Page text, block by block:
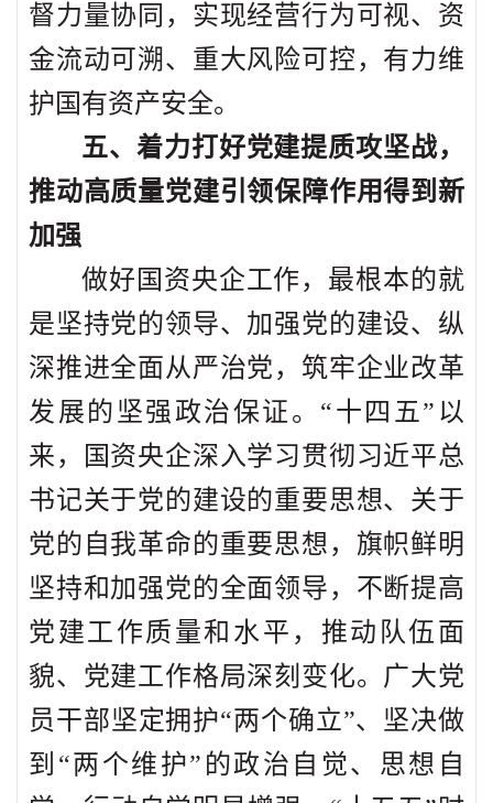
督力量协同，实现经营行为可视、资
金流动可溯、重大风险可控，有力维
护国有资产安全。
五、着力打好党建提质攻坚战，
推动高质量党建引领保障作用得到新
加强
做好国资央企工作，最根本的就
是坚持党的领导、加强党的建设、纵
深推进全面从严治党，筑牢企业改革
发展的坚强政治保证。“十四五”以
来，国资央企深入学习贯彻习近平总
书记关于党的建设的重要思想、关于
党的自我革命的重要思想，旗帜鲜明
坚持和加强党的全面领导，不断提高
党建工作质量和水平，推动队伍面
貌、党建工作格局深刻变化。广大党
员干部坚定拥护“两个确立”、坚决做
到“两个维护”的政治自觉、思想自